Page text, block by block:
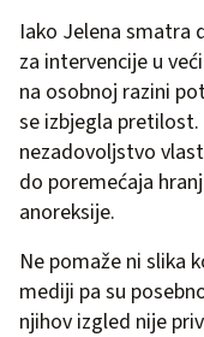
Iako Jelena smatra
za intervencije u
na osobnoj razini
se izbjegla pretilost.
nezadovoljstvo
do poremećaja
anoreksije.
Ne pomaže ni slika
mediji pa su
njihov izgled nije